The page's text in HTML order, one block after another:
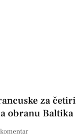
za četiri
obranu Baltika